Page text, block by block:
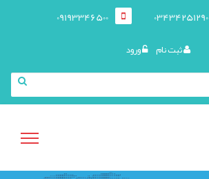
03434251290
09193346500
ثبت نام ورود